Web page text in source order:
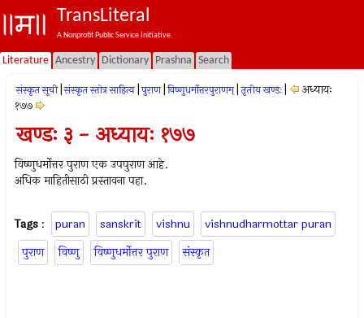
TransLiteral
A Nonprofit Public Service Initiative.
Literature Ancestry Dictionary Prashna Search
संस्कृत सूची संस्कृत स्तोत्र साहित्य पुराण विष्णुधर्मोत्तरपुराणम् तृतीय खण्डः
अध्यायः
१७७
खण्डः ३ - अध्यायः १७७
विष्णुधर्मोत्तर पुराण एक उपपुराण आहे.
अधिक माहितीसाठी प्रस्तावना पहा.
Tags : puran sanskrit vishnu
vishnudharmottar puran
पुराण
विष्णु विष्णुधर्मोत्तर पुराण संस्कृत